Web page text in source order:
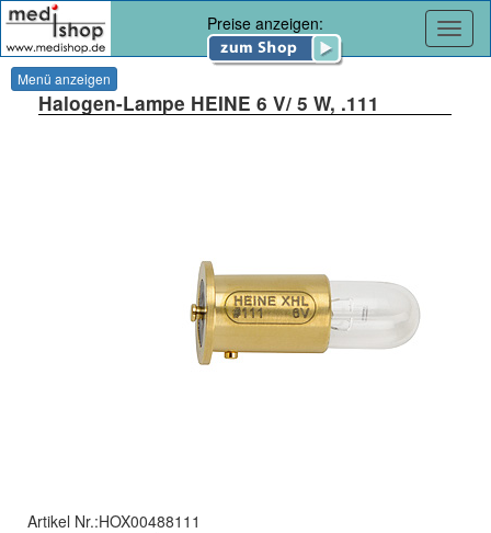
Preise anzeigen:
Menü anzeigen
Halogen-Lampe HEINE 6 V/ 5 W, .111
Artikel Nr.:HOX00488111